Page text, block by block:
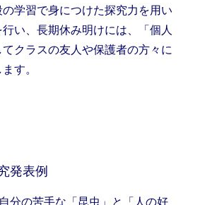
学習で身につけた探究力を用い
い、長期休み明けには、「個人
クラスの友人や保護者の方々に
す。
発表例
分の苦手な「昆虫」と「人の好